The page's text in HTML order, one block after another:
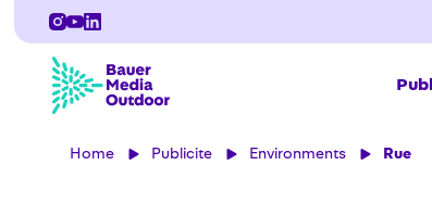
Home Publicite Environments Rue